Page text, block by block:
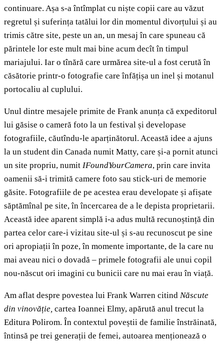
continuare. Așa s-a întîmplat cu niște copii care au văzut
regretul și suferința tatălui lor din momentul divorțului și au
trimis către site, peste un an, un mesaj în care spuneau că
părintele lor este mult mai bine acum decît în timpul
mariajului. Iar o tînără care urmărea site-ul a fost cerută în
căsătorie printr-o fotografie care înfățișa un inel și motanul
portocaliu al cuplului.
Unul dintre mesajele primite de Frank anunța că expeditorul
lui găsise o cameră foto la un festival și developase
fotografiile, căutîndu-le aparținătorul. Această idee a ajuns
la un student din Canada numit Matty, care și-a pornit atunci
un site propriu, numit IFoundYourCamera, prin care invita
oamenii să-i trimită camere foto sau stick-uri de memorie
găsite. Fotografiile de pe acestea erau developate și afișate
săptămînal pe site, în încercarea de a le depista proprietarii.
Această idee aparent simplă i-a adus multă recunoștință din
partea celor care-i vizitau site-ul și s-au recunoscut pe sine
ori apropiații în poze, în momente importante, de la care nu
mai aveau nici o dovadă – primele fotografii ale unui copil
nou-născut ori imagini cu bunicii care nu mai erau în viață.
Am aflat despre povestea lui Frank Warren citind Născute
din vinovăție, cartea Ioannei Elmy, apărută anul trecut la
Editura Polirom. În contextul poveștii de familie înstrăinată,
întinsă pe trei generații de femei, autoarea menționează o